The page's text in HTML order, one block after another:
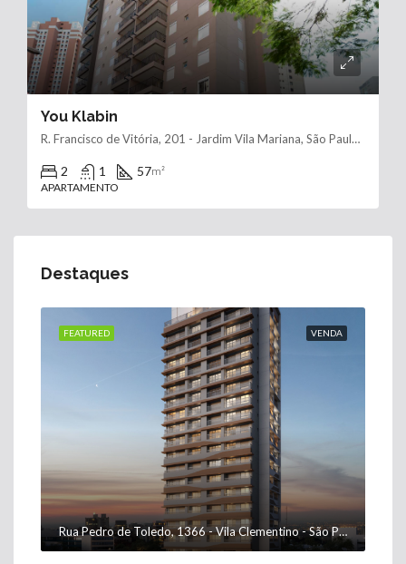
You Klabin
R. Francisco de Vitória, 201 - Jardim Vila Mariana, São Paulo - SP, 04116-010, Brasil
2 1 57m²
APARTAMENTO
Destaques
VENDA
FEATURED
Rua Pedro de Toledo, 1366 - Vila Clementino - São Paulo - SP, 04039-003